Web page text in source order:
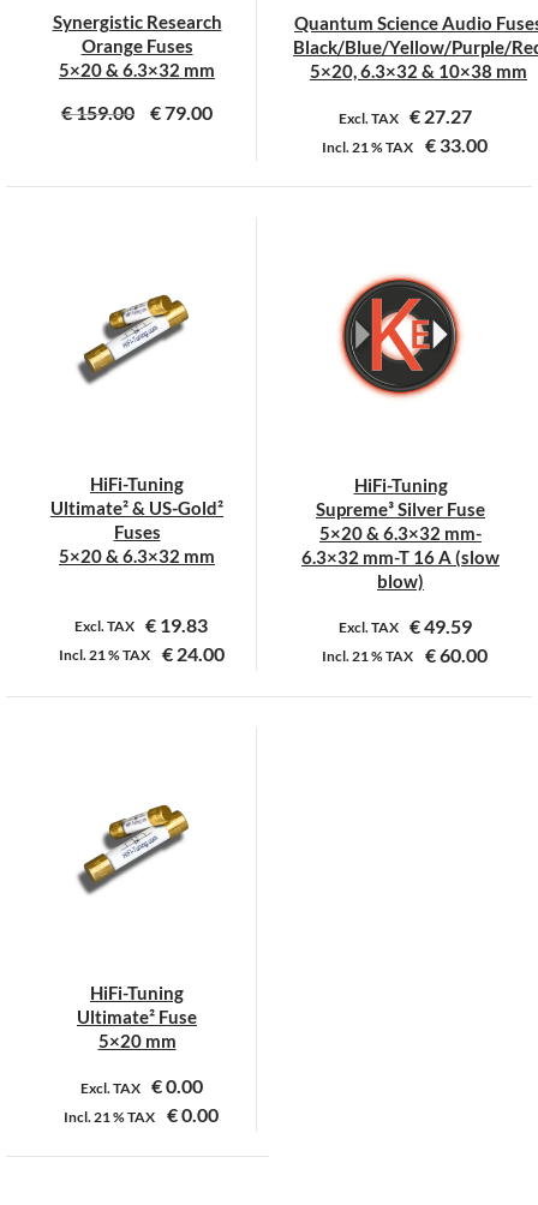
de
productpagina
de
productpagina
Synergistic Research
Orange Fuses
5×20 & 6.3×32 mm
€159.00 €79.00
Dit
variaties.
Deze
optie
de
productpagina
Quantum Science Audio
Black/Blue/Yellow/Purple/
5×20, 6.3×32 & 10×38 mm
Excl. TAX €27.27
Incl.21 %TAX € 33.00
Dit
meerdere
variaties.
Deze
optie
kan
de
productpagina
HiFi-Tuning
Ultimate² & US-Gold²
Fuses
5×20 & 6.3×32 mm
Excl. TAX € 19.83
Incl.21 %TAX €24.00
Dit
variaties.
Deze
optie
de
productpagina
HiFi-Tuning
Supreme³ Silver Fuse
5×20 & 6.3×32 mm-
6.3×32 mm-T 16 A (slow
blow)
Excl. TAX €49.59
Incl.21 %TAX €60.00
HiFi-Tuning
Ultimate² Fuse
5×20 mm
Excl. TAX €0.00
Incl.21 %TAX €0.00